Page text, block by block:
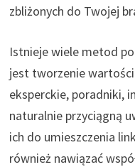
zbliżonych do Twojej
Istnieje wiele metod
jest tworzenie
eksperckie, poradniki,
naturalnie przyciągną
ich do umieszczenia
również nawiązać